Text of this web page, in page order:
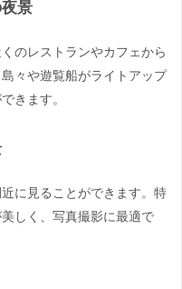
景
のレストランやカフェから
々や遊覧船がライトアップ
きます。
に見ることができます。特
しく、写真撮影に最適で